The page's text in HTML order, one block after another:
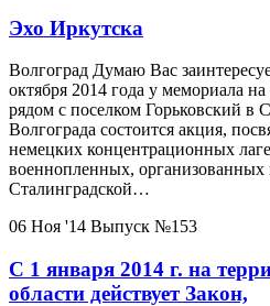
Эхо Иркутска
Волгоград Думаю Вас
октября 2014 года у мемориала
рядом с поселком Горьковский в
Волгограда состоится акция,
немецких концентрационных
военнопленных, организованных
Сталинградской…
06 Ноя '14 Выпуск №153
C 1 января 2014 г. на
области действует Закон,